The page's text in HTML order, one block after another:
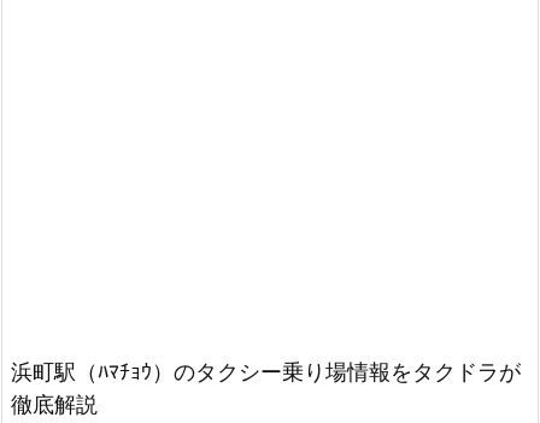
浜町駅（ﾊﾏﾁｮｳ）のタクシー乗り場情報をタクドラが
徹底解説